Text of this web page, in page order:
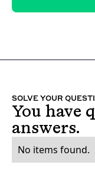
SOLVE YOUR
You have
answers.
No items found.